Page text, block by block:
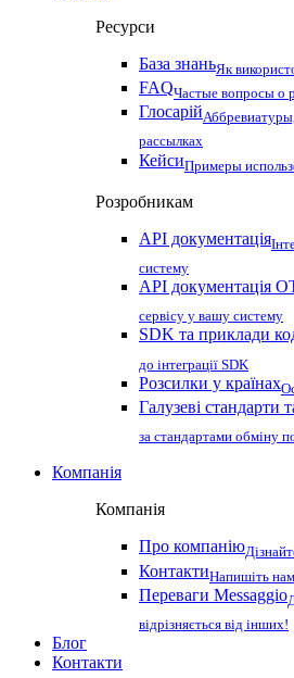
Ресурси
База знаньЯк
FAQЧастые вопросы о
Глосарій
рассылках
КейсиПримеры
Розробникам
API документація
систему
API документація
сервісу у вашу систему
SDK та приклади
до інтеграції SDK
Розсилки у країнах
Галузеві стандарти
за стандартами обміну
Компанія
Компанія
Про компанію
КонтактиНапишіть
Переваги Messaggio
відрізняється від інших!
Блог
Контакти